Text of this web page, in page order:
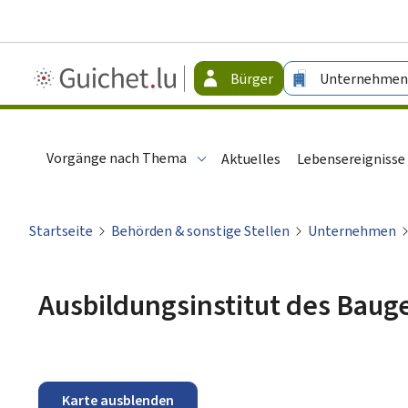
Guichet.lu
-
Bürger Unternehmen
Vorgänge nach Thema Aktuelles Lebensereignisse
Startseite Behörden & sonstige Stellen Unternehmen
Ausbildungsinstitut des
Karte ausblenden